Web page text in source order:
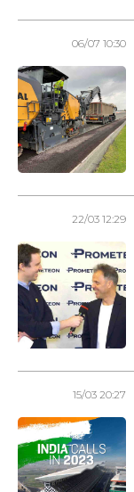
06/07 10:30
22/03 12:29
15/03 20:27